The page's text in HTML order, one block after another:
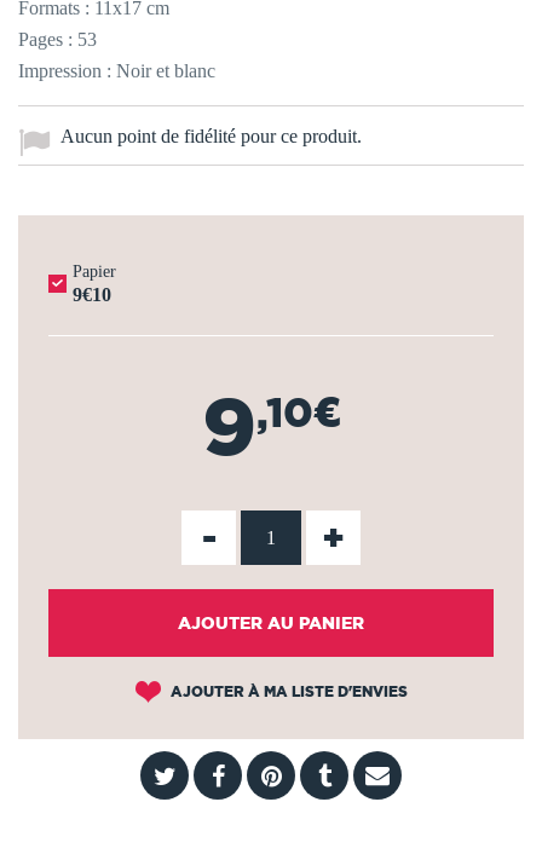
Formats : 11x17 cm
Pages : 53
Impression : Noir et blanc
Aucun point de fidélité pour ce produit.
Papier
9€10
9,10€
- +
AJOUTER AU PANIER
AJOUTER À MA LISTE D'ENVIES